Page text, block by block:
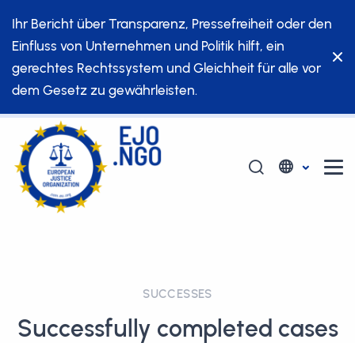
Ihr Bericht über Transparenz, Pressefreiheit oder den
Einfluss von Unternehmen und Politik hilft, ein
gerechtes Rechtssystem und Gleichheit für alle vor
dem Gesetz zu gewährleisten.
SUCCESSES
Successfully completed cases